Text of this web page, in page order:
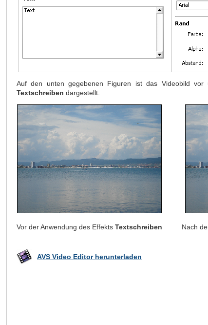
Auf den unten gegebenen Figuren ist das Videobild vor
Textschreiben dargestellt:
Vor der Anwendung des Effekts Textschreiben Nach
AVS Video Editor herunterladen